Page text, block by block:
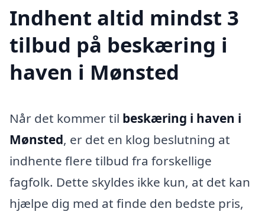
Indhent altid mindst 3
tilbud på beskæring i
haven i Mønsted
Når det kommer til beskæring i haven i
Mønsted, er det en klog beslutning at
indhente flere tilbud fra forskellige
fagfolk. Dette skyldes ikke kun, at det kan
hjælpe dig med at finde den bedste pris,